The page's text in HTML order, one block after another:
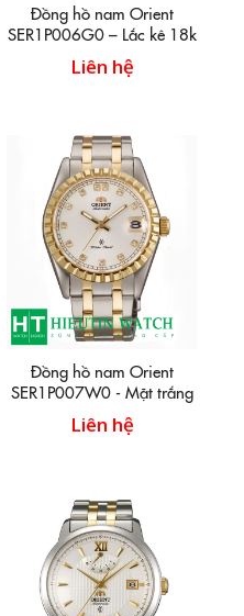
Đồng hồ nam Orient
SER1P006G0 – Lắc kê 18k
vàng nguyên chiếc.
Liên hệ
Đồng hồ nam Orient
SER1P007W0 - Mặt trắng
vỏ dây đờ mi vàng trắng
Liên hệ